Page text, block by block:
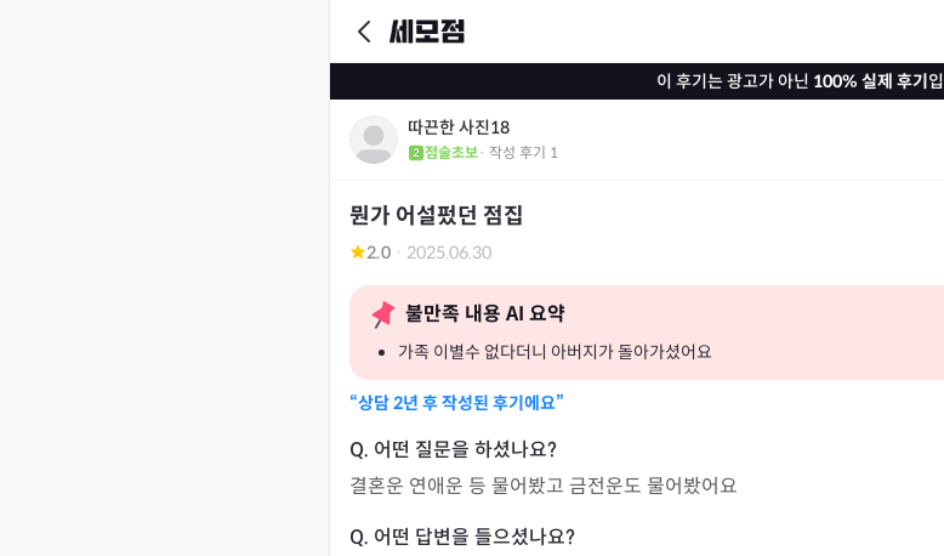
이 후기는 광고가 아닌 100% 실제 후기
따끈한 사진18
점술초보· 작성 후기 1
뭔가 어설펐던 점집
2.0 · 2025.06.30
불만족 내용 AI 요약
가족 이별수 없다더니 아버지가 돌아가셨어요
“상담2년 후 작성된 후기에요”
결혼운 연애운 등 물어봤고 금전운도 물어봤어요